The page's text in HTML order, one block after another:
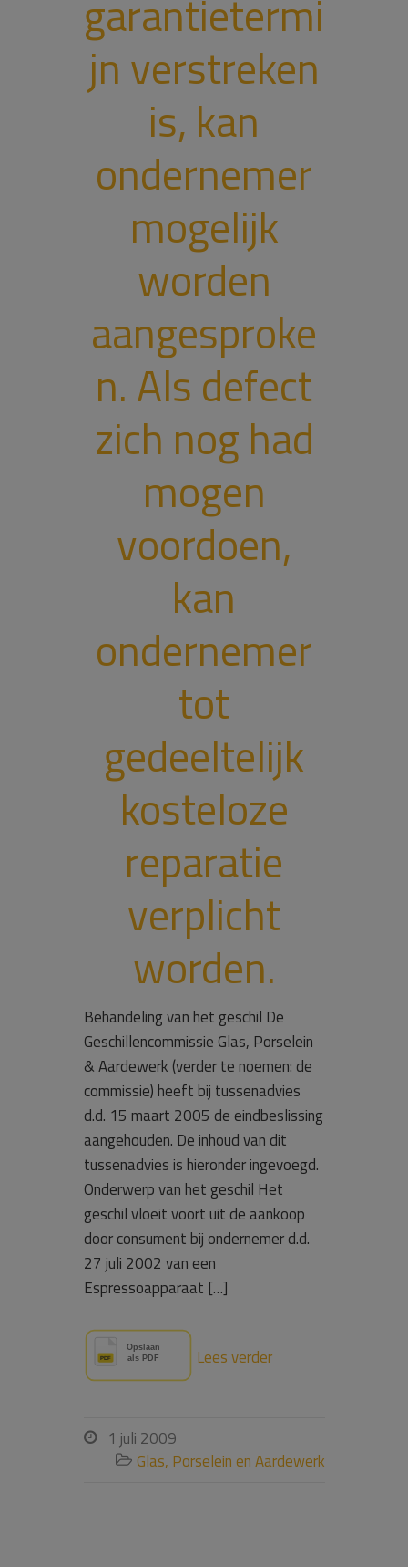
garantietermi
jn verstreken
is, kan
ondernemer
mogelijk
worden
aangesproke
n. Als defect
zich nog had
mogen
voordoen,
kan
ondernemer
tot
gedeeltelijk
kosteloze
reparatie
verplicht
worden.
Behandeling van het geschil De
Geschillencommissie Glas, Porselein
& Aardewerk (verder te noemen: de
commissie) heeft bij tussenadvies
d.d. 15 maart 2005 de eindbeslissing
aangehouden. De inhoud van dit
tussenadvies is hieronder ingevoegd.
Onderwerp van het geschil Het
geschil vloeit voort uit de aankoop
door consument bij ondernemer d.d.
27 juli 2002 van een
Espressoapparaat […]
Lees verder
 1 juli 2009
 Glas, Porselein en Aardewerk